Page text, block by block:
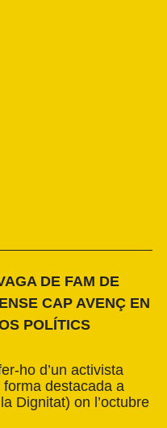
DE FAM DE
CAP AVENÇ EN
POLÍTICS
ho d’un activista
destacada a
Dignitat) on l’octubre